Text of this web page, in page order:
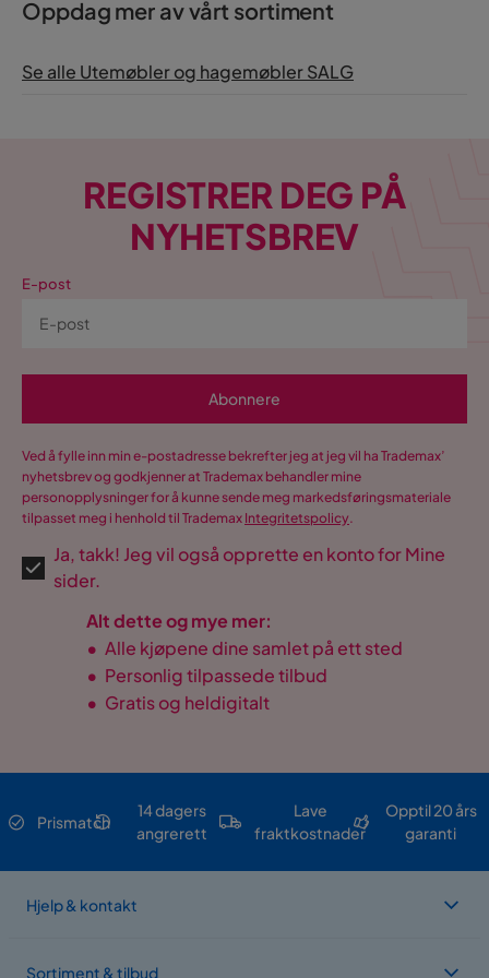
Oppdag mer av vårt sortiment
Se alle Utemøbler og hagemøbler SALG
REGISTRER DEG PÅ
NYHETSBREV
E-post
Abonnere
Ved å fylle inn min e-postadresse bekrefter jeg at jeg vil ha Trademax’
nyhetsbrev og godkjenner at Trademax behandler mine
personopplysninger for å kunne sende meg markedsføringsmateriale
tilpasset meg i henhold til Trademax Integritetspolicy.
Ja, takk! Jeg vil også opprette en konto for Mine
sider.
Alt dette og mye mer:
• Alle kjøpene dine samlet på ett sted
• Personlig tilpassede tilbud
• Gratis og heldigitalt
Prismatch
14 dagers
angrerett
Lave
fraktkostnader
Opptil 20 års
garanti
Hjelp & kontakt
Sortiment & tilbud